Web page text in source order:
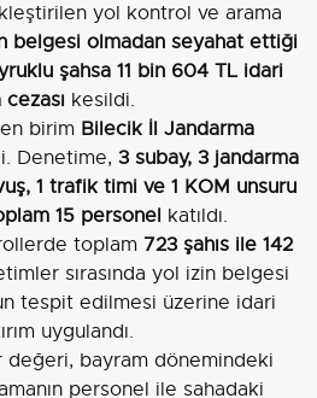
yol kontrol ve arama
belgesi olmadan seyahat ettiği
şahsa 11 bin 604 TL idari
kesildi.
birim Bilecik İl Jandarma
Denetime, 3 subay, 3 jandarma
1 trafik timi ve 1 KOM unsuru
15 personel katıldı.
toplam 723 şahıs ile 142
sırasında yol izin belgesi
tespit edilmesi üzerine idari
uygulandı.
değeri, bayram dönemindeki
personel ile sahadaki